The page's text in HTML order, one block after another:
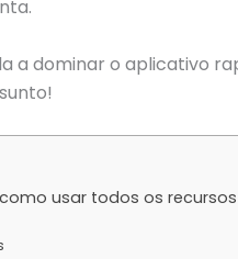
a dominar o aplicativo
usar todos os